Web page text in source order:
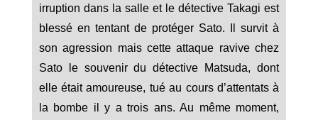
irruption dans la salle et le détective Takagi est
blessé en tentant de protéger Sato. Il survit à
son agression mais cette attaque ravive chez
Sato le souvenir du détective Matsuda, dont
elle était amoureuse, tué au cours d’attentats à
la bombe il y a trois ans. Au même moment,